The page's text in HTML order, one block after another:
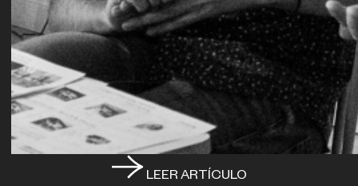
LEER ARTÍCULO